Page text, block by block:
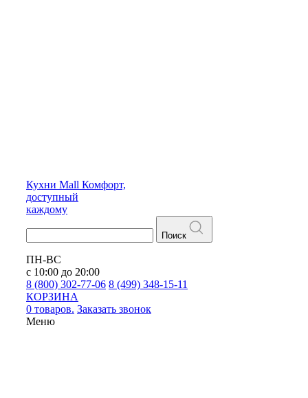
Кухни Mall Комфорт,
доступный
каждому
Поиск
ПН-ВС
с 10:00 до 20:00
8 (800) 302-77-06 8 (499) 348-15-11
КОРЗИНА
0 товаров. Заказать звонок
Меню